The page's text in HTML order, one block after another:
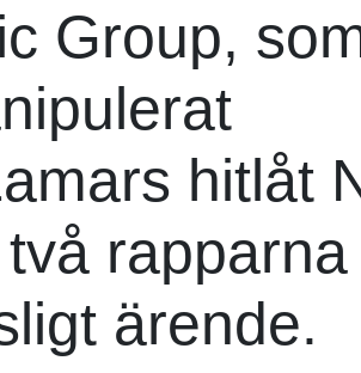
Group,
hitlåt
rapparna
ärende.